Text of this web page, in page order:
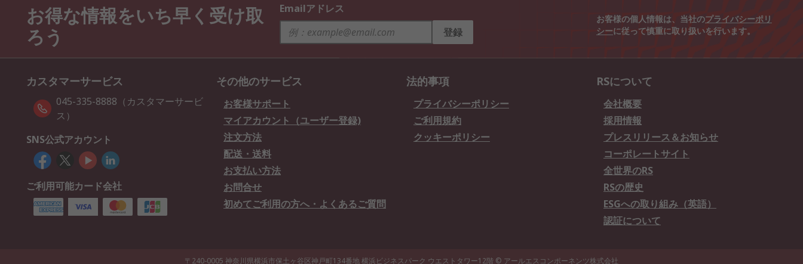
お得な情報をいち早く受け取
ろう
Emailアドレス
登録
お客様の個人情報は、当社のプライバシーポリ
シーに従って慎重に取り扱いを行います。
カスタマーサービス
045-335-8888（カスタマーサービ
ス）
SNS公式アカウント
ご利用可能カード会社
その他のサービス
お客様サポート
マイアカウント（ユーザー登録)
注文方法
配送・送料
お支払い方法
お問合せ
初めてご利用の方へ・よくあるご質問
法的事項
プライバシーポリシー
ご利用規約
クッキーポリシー
RSについて
会社概要
採用情報
プレスリリース＆お知らせ
コーポレートサイト
全世界のRS
RSの歴史
ESGへの取り組み（英語）
認証について
〒240-0005 神奈川県横浜市保土ヶ谷区神戸町134番地 横浜ビジネスパーク ウエストタワー12階 © アールエスコンポーネンツ株式会社